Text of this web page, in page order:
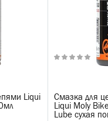
Liqui
Смазка для
Liqui Moly
Lube сухая